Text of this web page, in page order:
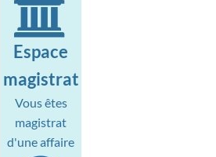
Espace
magistrat
Vous êtes
magistrat
d'une affaire